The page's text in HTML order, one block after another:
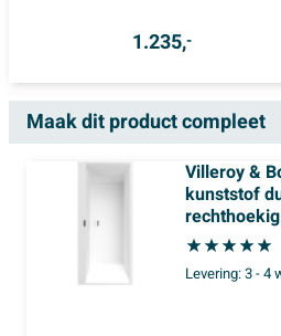
1.235,-
Maak dit product compleet
Villeroy &
kunststof
poten en
afvoer-/
wit
Levering:3 - 4